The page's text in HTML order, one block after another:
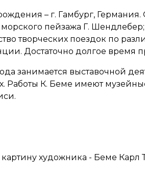
– г. Гамбург,
морского пейзажа Г.
творческих поездок по
Достаточно долгое время
занимается выставочной
Работы К. Беме имеют
картину художника - Беме